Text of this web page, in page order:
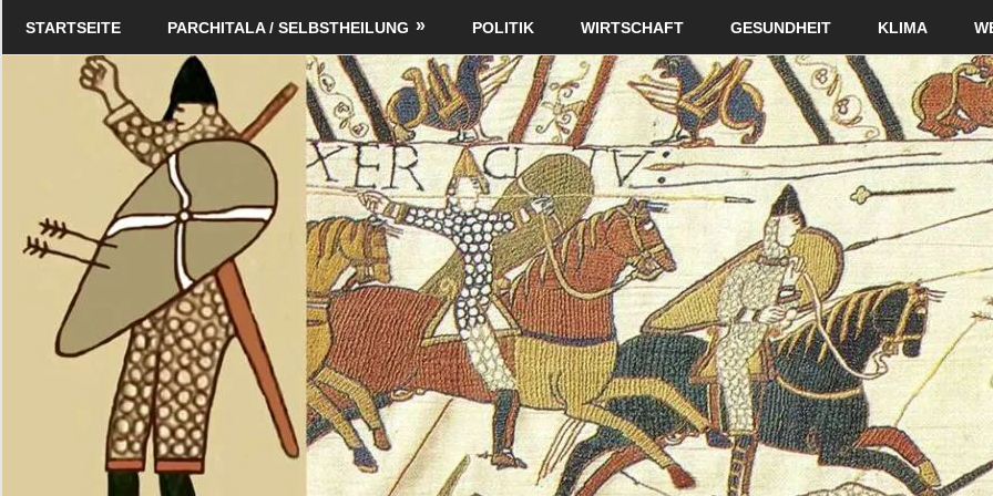
Schildverlag
STARTSEITE PARCHITALA / SELBSTHEILUNG POLITIK WIRTSCHAFT GESUNDHEIT KLIMA